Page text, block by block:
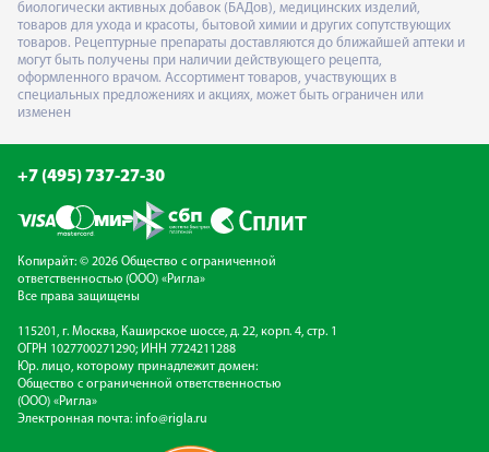
биологически активных добавок (БАДов), медицинских изделий,
товаров для ухода и красоты, бытовой химии и других сопутствующих
товаров. Рецептурные препараты доставляются до ближайшей аптеки и
могут быть получены при наличии действующего рецепта,
оформленного врачом. Ассортимент товаров, участвующих в
специальных предложениях и акциях, может быть ограничен или
изменен
+7 (495) 737-27-30
Копирайт: © 2026 Общество с ограниченной
ответственностью (ООО) «Ригла»
Все права защищены
115201, г. Москва, Каширское шоссе, д. 22, корп. 4, стр. 1
ОГРН 1027700271290; ИНН 7724211288
Юр. лицо, которому принадлежит домен:
Общество с ограниченной ответственностью
(ООО) «Ригла»
Электронная почта: info@rigla.ru